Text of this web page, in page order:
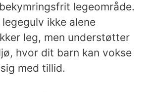
legeområde.
ikke alene
leg, men understøtter
hvor dit barn kan vokse
med tillid.